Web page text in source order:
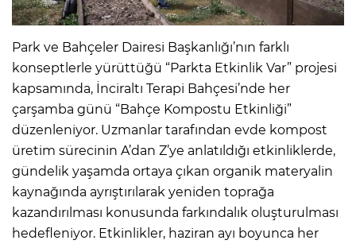
Park ve Bahçeler Dairesi Başkanlığı’nın farklı
konseptlerle yürüttüğü “Parkta Etkinlik Var” projesi
kapsamında, İnciraltı Terapi Bahçesi’nde her
çarşamba günü “Bahçe Kompostu Etkinliği”
düzenleniyor. Uzmanlar tarafından evde kompost
üretim sürecinin A’dan Z’ye anlatıldığı etkinliklerde,
gündelik yaşamda ortaya çıkan organik materyalin
kaynağında ayrıştırılarak yeniden toprağa
kazandırılması konusunda farkındalık oluşturulması
hedefleniyor. Etkinlikler, haziran ayı boyunca her